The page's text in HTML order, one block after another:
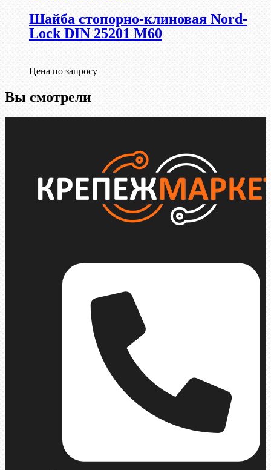
Шайба стопорно-клиновая Nord-
Lock DIN 25201 М60
Цена по запросу
Вы смотрели